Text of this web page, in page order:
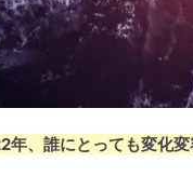
年、誰にとっても変化変